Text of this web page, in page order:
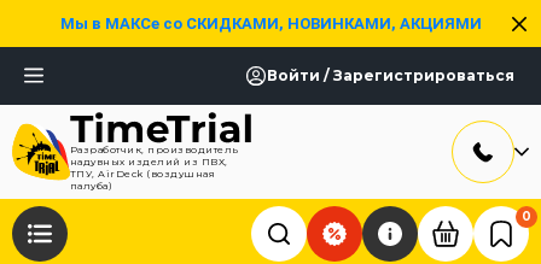
Мы в МАКСе со СКИДКАМИ, НОВИНКАМИ, АКЦИЯМИ
Войти / Зарегистрироваться
Разработчик, производитель
надувных изделий из ПВХ,
ТПУ, AirDeck (воздушная
палуба)
0